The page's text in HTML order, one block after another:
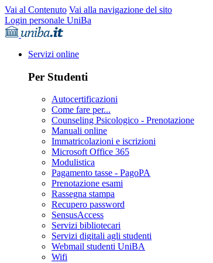
Vai al Contenuto Vai alla navigazione del sito
Login personale UniBa
Servizi online
Per Studenti
Autocertificazioni
Come fare per...
Counseling Psicologico - Prenotazione
Manuali online
Immatricolazioni e iscrizioni
Microsoft Office 365
Modulistica
Pagamento tasse - PagoPA
Prenotazione esami
Rassegna stampa
Recupero password
SensusAccess
Servizi bibliotecari
Servizi digitali agli studenti
Webmail studenti UniBA
Wifi